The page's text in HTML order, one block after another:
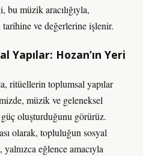
müzik aracılığıyla,
ve değerlerine işlenir.
Yapılar: Hozan’ın Yeri
ritüellerin toplumsal yapılar
müzik ve geleneksel
oluşturduğunu görürüz.
olarak, topluluğun sosyal
eğlence amacıyla